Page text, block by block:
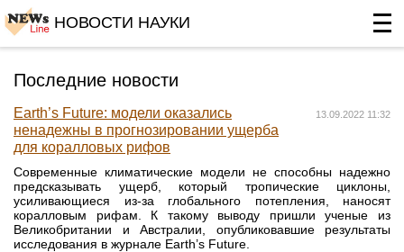
НОВОСТИ НАУКИ
Последние новости
13.09.2022 11:32
Earth’s Future: модели оказались
ненадежны в прогнозировании ущерба
для коралловых рифов
Современные климатические модели не способны надежно
предсказывать ущерб, который тропические циклоны,
усиливающиеся из-за глобального потепления, наносят
коралловым рифам. К такому выводу пришли ученые из
Великобритании и Австралии, опубликовавшие результаты
исследования в журнале Earth’s Future.